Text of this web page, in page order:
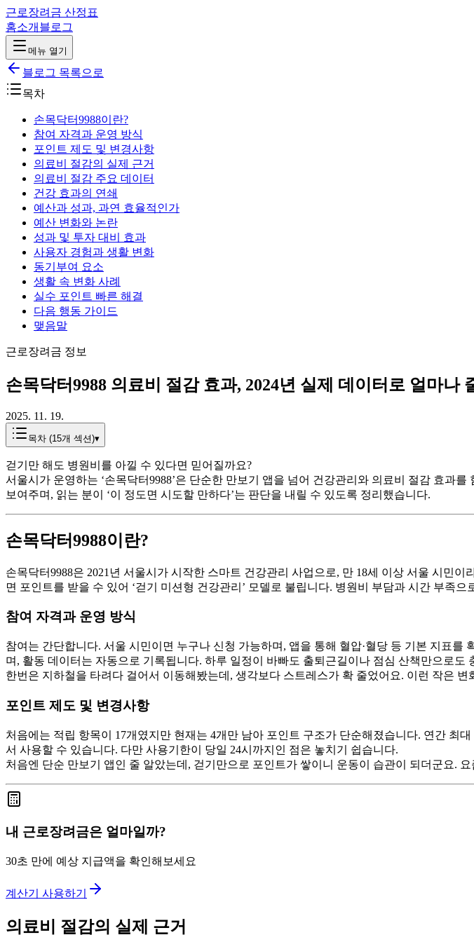
근로장려금 산정표
홈소개 블로그
메뉴 열기
블로그 목록으로
목차
손목닥터9988이란?
참여 자격과 운영 방식
포인트 제도 및 변경사항
의료비 절감의 실제 근거
의료비 절감 주요 데이터
건강 효과의 연쇄
예산과 성과, 과연 효율적인가
예산 변화와 논란
성과 및 투자 대비 효과
사용자 경험과 생활 변화
동기부여 요소
생활 속 변화 사례
실수 포인트 빠른 해결
다음 행동 가이드
맺음말
근로장려금 정보
손목닥터9988 의료비 절감 효과, 2024년 실제 데이터로 얼마나
2025. 11. 19.
목차 (15개 섹션)▾
걷기만 해도 병원비를 아낄 수 있다면 믿어질까요?
서울시가 운영하는 ‘손목닥터9988’은 단순한 만보기 앱을 넘어 건강관리와 의료비 절감 효과
보여주며, 읽는 분이 ‘이 정도면 시도할 만하다’는 판단을 내릴 수 있도록 정리했습니다.
손목닥터9988이란?
손목닥터9988은 2021년 서울시가 시작한 스마트 건강관리 사업으로, 만 18세 이상 서울 시민
면 포인트를 받을 수 있어 ‘걷기 미션형 건강관리’ 모델로 불립니다. 병원비 부담과 시간 부족
참여 자격과 운영 방식
참여는 간단합니다. 서울 시민이면 누구나 신청 가능하며, 앱을 통해 혈압·혈당 등 기본 지표를
며, 활동 데이터는 자동으로 기록됩니다. 하루 일정이 바빠도 출퇴근길이나 점심 산책만으로도
한번은 지하철을 타려다 걸어서 이동해봤는데, 생각보다 스트레스가 확 줄었어요. 이런 작은 변
포인트 제도 및 변경사항
처음에는 적립 항목이 17개였지만 현재는 4개만 남아 포인트 구조가 단순해졌습니다. 연간 최
서 사용할 수 있습니다. 다만 사용기한이 당일 24시까지인 점은 놓치기 쉽습니다.
처음엔 단순 만보기 앱인 줄 알았는데, 걷기만으로 포인트가 쌓이니 운동이 습관이 되더군요.
내 근로장려금은 얼마일까?
30초 만에 예상 지급액을 확인해보세요
계산기 사용하기
의료비 절감의 실제 근거